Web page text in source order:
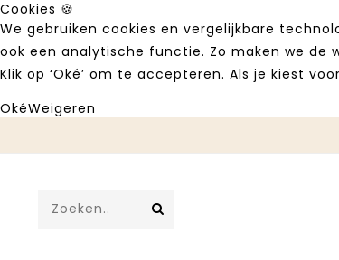
Cookies 🍪
We gebruiken cookies en vergelijkbare
ook een analytische functie. Zo maken we de
Klik op ‘Oké’ om te accepteren. Als je kiest voor
OkéWeigeren